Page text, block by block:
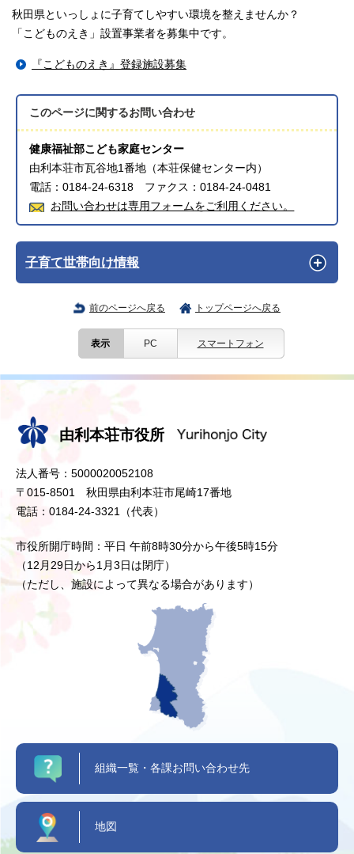
秋田県といっしょに子育てしやすい環境を整えませんか？
「こどものえき」設置事業者を募集中です。
『こどものえき』登録施設募集
このページに関するお問い合わせ
健康福祉部こども家庭センター
由利本荘市瓦谷地1番地（本荘保健センター内）
電話：0184-24-6318 ファクス：0184-24-0481
お問い合わせは専用フォームをご利用ください。
子育て世帯向け情報
前のページへ戻る トップページへ戻る
表示 PC スマートフォン
由利本荘市役所
法人番号：5000020052108
〒015-8501 秋田県由利本荘市尾崎17番地
電話：0184-24-3321（代表）
市役所開庁時間：平日 午前8時30分から午後5時15分
（12月29日から1月3日は閉庁）
（ただし、施設によって異なる場合があります）
組織一覧・各課お問い合わせ先
地図